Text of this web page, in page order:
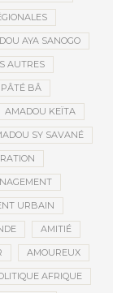
AYA SANOGO
AUTRES
BÂ
AMADOU KEÏTA
SY SAVANÉ
URBAIN
AMITIÉ
AMOUREUX
AFRIQUE